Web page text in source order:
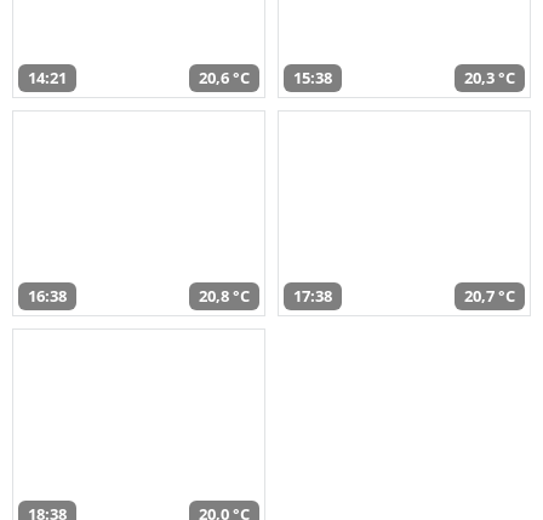
14:21 20,6 °C 15:38 20,3 °C
16:38 20,8 °C 17:38 20,7 °C
18:38 20,0 °C